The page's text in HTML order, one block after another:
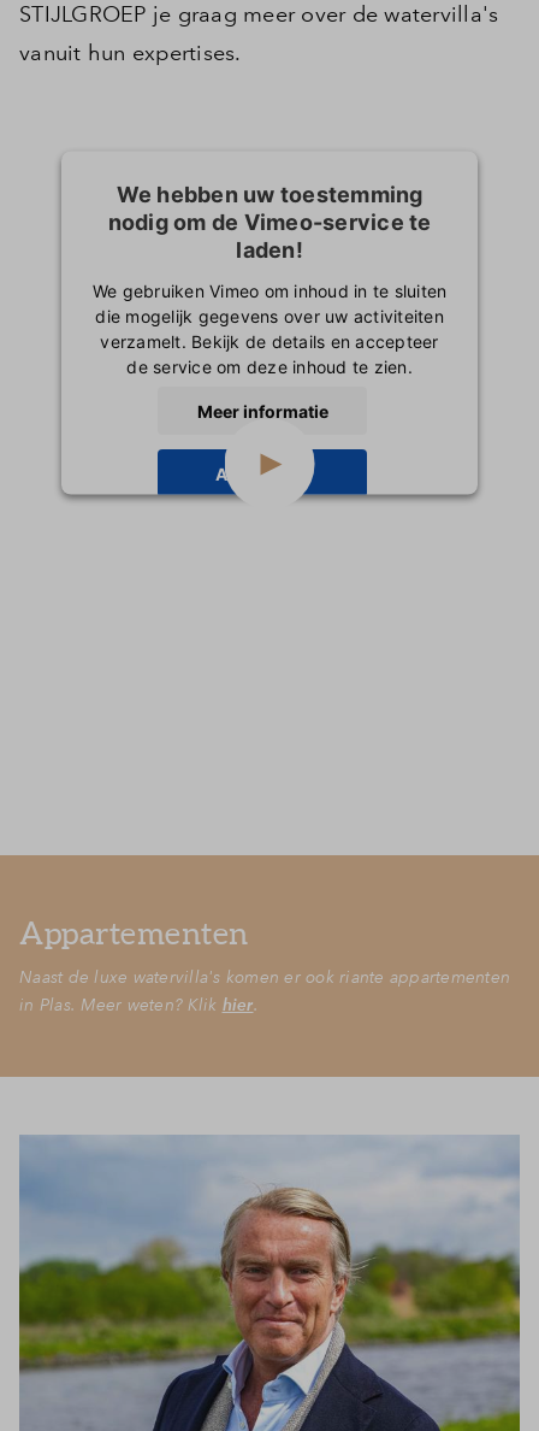
STIJLGROEP je graag meer over de watervilla's
vanuit hun expertises.
We hebben uw toestemming
nodig om de Vimeo-service te
laden!
We gebruiken Vimeo om inhoud in te sluiten
die mogelijk gegevens over uw activiteiten
verzamelt. Bekijk de details en accepteer
de service om deze inhoud te zien.
Meer informatie
Accepteren
Appartementen
Naast de luxe watervilla's komen er ook riante appartementen
in Plas. Meer weten? Klik hier.